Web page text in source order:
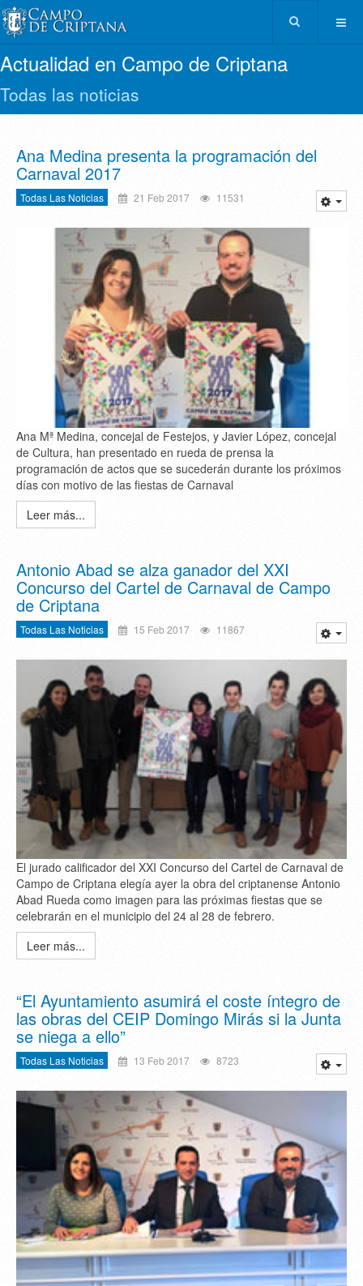
Actualidad en Campo de Criptana
Todas las noticias
Ana Medina presenta la programación del
Carnaval 2017
Todas Las Noticias 21 Feb 2017 11531
Ana Mª Medina, concejal de Festejos, y Javier López, concejal
de Cultura, han presentado en rueda de prensa la
programación de actos que se sucederán durante los próximos
días con motivo de las fiestas de Carnaval
Leer más...
Antonio Abad se alza ganador del XXI
Concurso del Cartel de Carnaval de Campo
de Criptana
Todas Las Noticias 15 Feb 2017 11867
El jurado calificador del XXI Concurso del Cartel de Carnaval de
Campo de Criptana elegía ayer la obra del criptanense Antonio
Abad Rueda como imagen para las próximas fiestas que se
celebrarán en el municipio del 24 al 28 de febrero.
Leer más...
“El Ayuntamiento asumirá el coste íntegro de
las obras del CEIP Domingo Mirás si la Junta
se niega a ello”
Todas Las Noticias 13 Feb 2017 8723